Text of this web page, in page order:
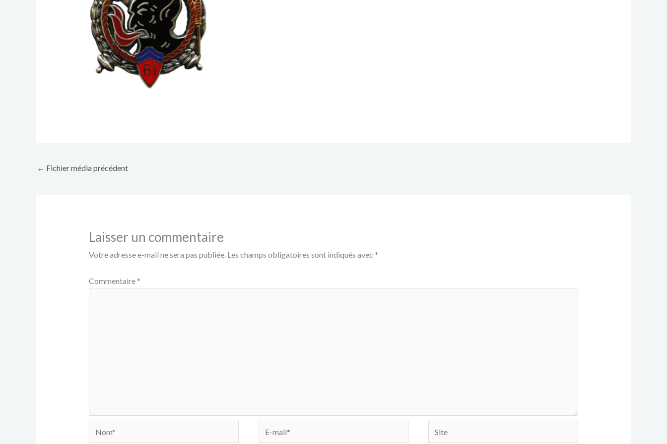
← Fichier média précédent
Laisser un commentaire
Votre adresse e-mail ne sera pas publiée. Les champs obligatoires sont indiqués avec *
Commentaire *
Nom*
mail*
Site